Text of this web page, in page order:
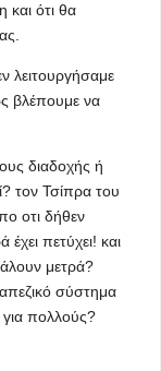
και ότι θα
λειτουργήσαμε
βλέπουμε να
διαδοχής ή
τον Τσίπρα του
οτι δήθεν
πετύχει! και
μετρά?
σύστημα
πολλούς?